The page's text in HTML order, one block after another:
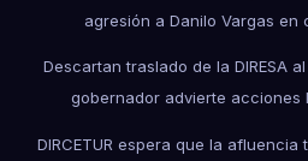
agresión a Danilo Vargas en
Descartan traslado de la DIRESA
gobernador advierte acciones
DIRCETUR espera que la